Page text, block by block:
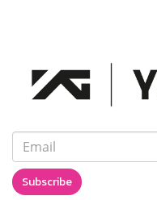
Subscribe